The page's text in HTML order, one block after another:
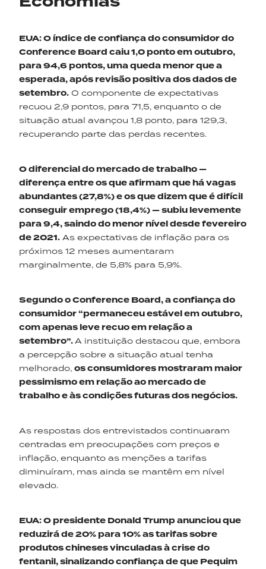
EUA:O índice de confiança do consumidor do
Conference Board caiu 1,0 ponto em outubro,
para94,6 pontos,uma queda menor que a
esperada,após revisão positiva dos dados de
setembro. O componente de expectativas
recuou 2,9 pontos, para 71,5, enquanto o de
situação atual avançou 1,8 ponto, para 129,3,
recuperando parte das perdas recentes.
O diferencial do mercado de trabalho —
diferença entre os que afirmam que há vagas
abundantes (27,8%) e os que dizem que é difícil
conseguir emprego (18,4%) — subiu levemente
para 9,4, saindo do menor nível desde fevereiro
de 2021. As expectativas de inflação para os
próximos 12 meses aumentaram
marginalmente, de 5,8% para 5,9%.
Segundo oConference Board, a confiança do
consumidor “permaneceu estável em outubro,
com apenas leve recuo em relação a
setembro”.A instituição destacou que, embora
a percepção sobre a situação atual tenha
melhorado, os consumidores mostraram maior
pessimismo em relação ao mercado de
trabalho e às condições futuras dos negócios.
As respostas dos entrevistados continuaram
centradas em preocupações com preços e
inflação, enquanto as menções a tarifas
diminuíram, mas ainda se mantêm em nível
elevado.
EUA:O presidente Donald Trump anunciou que
reduzirá de 20% para 10% as tarifas sobre
produtos chineses vinculadas à crise do
fentanil, sinalizando confiança de que Pequim